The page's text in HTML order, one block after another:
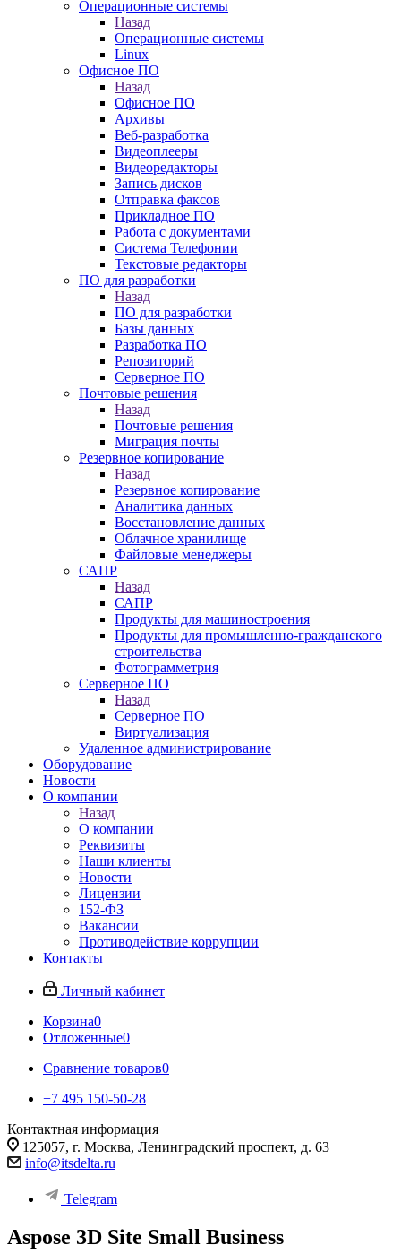
Операционные системы
Назад
Операционные системы
Linux
Офисное ПО
Назад
Офисное ПО
Архивы
Веб-разработка
Видеоплееры
Видеоредакторы
Запись дисков
Отправка факсов
Прикладное ПО
Работа с документами
Система Телефонии
Текстовые редакторы
ПО для разработки
Назад
ПО для разработки
Базы данных
Разработка ПО
Репозиторий
Серверное ПО
Почтовые решения
Назад
Почтовые решения
Миграция почты
Резервное копирование
Назад
Резервное копирование
Аналитика данных
Восстановление данных
Облачное хранилище
Файловые менеджеры
САПР
Назад
САПР
Продукты для машиностроения
Продукты для промышленно-гражданского
строительства
Фотограмметрия
Серверное ПО
Назад
Серверное ПО
Виртуализация
Удаленное администрирование
Оборудование
Новости
О компании
Назад
О компании
Реквизиты
Наши клиенты
Новости
Лицензии
152-ФЗ
Вакансии
Противодействие коррупции
Контакты
Личный кабинет
Корзина0
Отложенные0
Сравнение товаров0
+7 495 150-50-28
Контактная информация
125057, г. Москва, Ленинградский проспект, д. 63
info@itsdelta.ru
Telegram
Aspose 3D Site Small Business